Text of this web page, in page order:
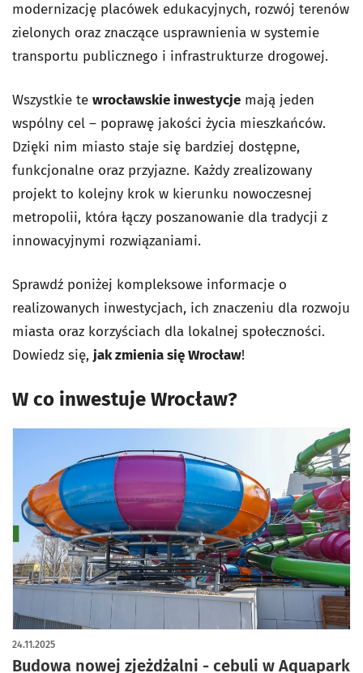
modernizację placówek edukacyjnych, rozwój terenów
zielonych oraz znaczące usprawnienia w systemie
transportu publicznego i infrastrukturze drogowej.
Wszystkie te wrocławskie inwestycje mają jeden
wspólny cel – poprawę jakości życia mieszkańców.
Dzięki nim miasto staje się bardziej dostępne,
funkcjonalne oraz przyjazne. Każdy zrealizowany
projekt to kolejny krok w kierunku nowoczesnej
metropolii, która łączy poszanowanie dla tradycji z
innowacyjnymi rozwiązaniami.
Sprawdź poniżej kompleksowe informacje o
realizowanych inwestycjach, ich znaczeniu dla rozwoju
miasta oraz korzyściach dla lokalnej społeczności.
Dowiedz się, jak zmienia się Wrocław!
W co inwestuje Wrocław?
Budowa nowej zjeżdżalni - cebuli w Aquapark
24.11.2025